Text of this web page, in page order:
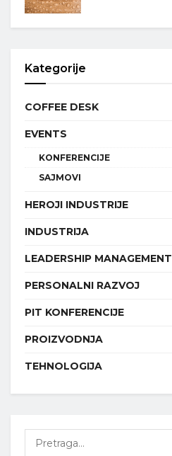
Kategorije
COFFEE DESK
EVENTS
KONFERENCIJE
SAJMOVI
HEROJI INDUSTRIJE
INDUSTRIJA
LEADERSHIP MANAGEMENT
PERSONALNI RAZVOJ
PIT KONFERENCIJE
PROIZVODNJA
TEHNOLOGIJA